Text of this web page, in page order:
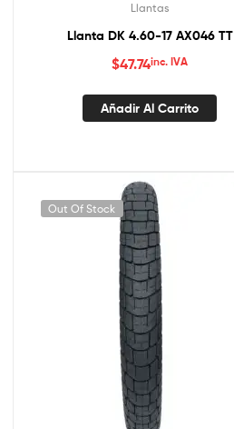
Llantas
Llanta DK 4.60-17 AX046 TT
$47.74inc. IVA
Añadir Al Carrito
Out Of Stock